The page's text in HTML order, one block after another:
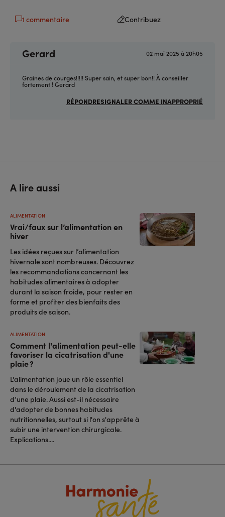
1 commentaire Contribuez
Gerard 02 mai 2025 à 20h05
Graines de courges!!!!! Super sain, et super bon!! À conseiller
fortement ! Gerard
RÉPONDRESIGNALER COMME INAPPROPRIÉ
A lire aussi
Vrai/faux sur l’alimentation en
hiver
ALIMENTATION
Les idées reçues sur l’alimentation
hivernale sont nombreuses. Découvrez
les recommandations concernant les
habitudes alimentaires à adopter
durant la saison froide, pour rester en
forme et profiter des bienfaits des
produits de saison.
Comment l'alimentation peut-elle
favoriser la cicatrisation d'une
plaie ?
ALIMENTATION
L'alimentation joue un rôle essentiel
dans le déroulement de la cicatrisation
d’une plaie. Aussi est-il nécessaire
d'adopter de bonnes habitudes
nutritionnelles, surtout si l'on s'apprête à
subir une intervention chirurgicale.
Explications....